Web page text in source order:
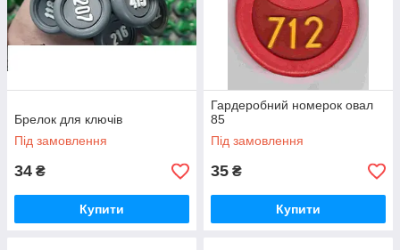
Брелок для ключів
Під замовлення
34 ₴
Купити
Гардеробний номерок овал
85
Під замовлення
35 ₴
Купити